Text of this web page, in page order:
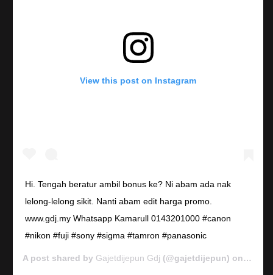
View this post on Instagram
Hi. Tengah beratur ambil bonus ke? Ni abam ada nak
lelong-lelong sikit. Nanti abam edit harga promo.
www.gdj.my Whatsapp Kamarull 0143201000 #canon
#nikon #fuji #sony #sigma #tamron #panasonic
A post shared by Gajetdijepun Gdj (@gajetdijepun) on Jan 7,